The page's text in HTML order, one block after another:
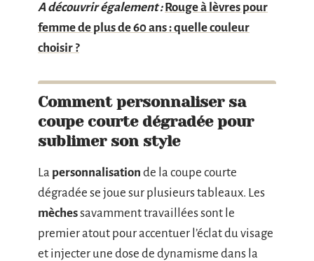
A découvrir également : Rouge à lèvres pour
femme de plus de 60 ans : quelle couleur
choisir ?
Comment personnaliser sa
coupe courte dégradée pour
sublimer son style
La personnalisation de la coupe courte
dégradée se joue sur plusieurs tableaux. Les
mèchessavamment travaillées sont le
premier atout pour accentuer l’éclat du visage
et injecter une dose de dynamisme dans la